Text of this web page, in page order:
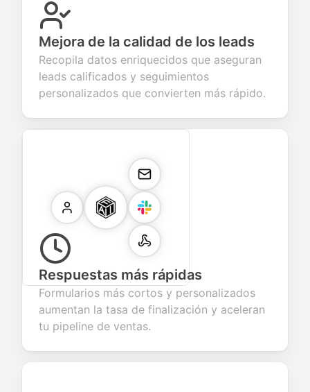
Mejora de la calidad de los leads
Recopila datos enriquecidos que aseguran
leads calificados y seguimientos
personalizados que convierten más rápido.
Respuestas más rápidas
Formularios más cortos y personalizados
aumentan la tasa de finalización y aceleran
tu pipeline de ventas.